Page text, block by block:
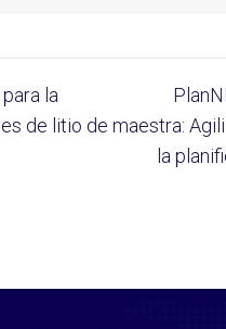
la
de litio de maestra:
la